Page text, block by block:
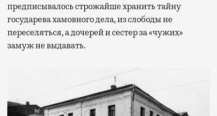
предписывалось строжайше хранить тайну
государева хамовного дела, из слободы не
переселяться, а дочерей и сестер за «чужих»
замуж не выдавать.